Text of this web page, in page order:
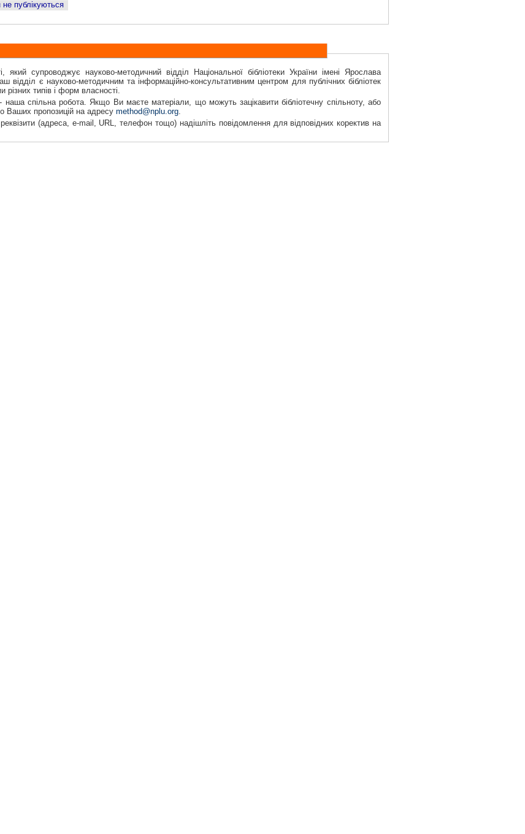
не публікуються
який супроводжує науково-методичний відділ Національної бібліотеки України імені Ярослава
відділ є науково-методичним та інформаційно-консультативним центром для публічних бібліотек
різних типів і форм власності.
спільна робота. Якщо Ви маєте матеріали, що можуть зацікавити бібліотечну спільноту, або
Ваших пропозицій на адресу method@nplu.org.
(адреса, e-mail, URL, телефон тощо) надішліть повідомлення для відповідних коректив на